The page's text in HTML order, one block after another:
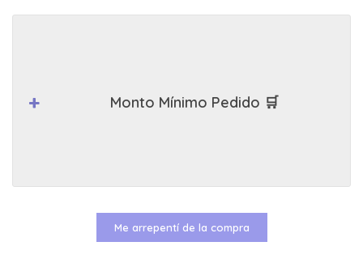
Monto Mínimo Pedido 🛒
Me arrepentí de la compra